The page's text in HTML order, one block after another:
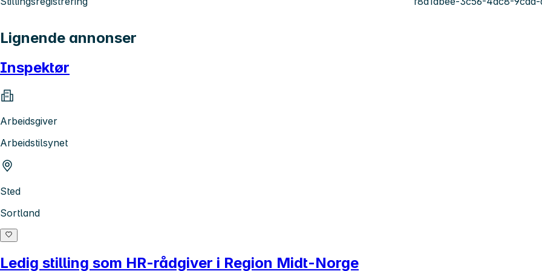
Lignende annonser
Inspektør
Arbeidsgiver
Arbeidstilsynet
Sted
Sortland
Ledig stilling som HR-rådgiver i Region Midt-Norge